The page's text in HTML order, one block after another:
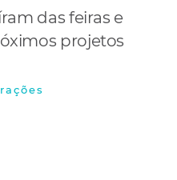
das feiras e
projetos